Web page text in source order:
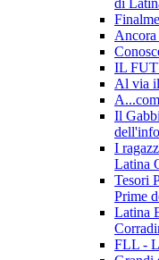
di
IL
Al via
Il
I
Latina
Tesori
Prime
Latina
FLL -